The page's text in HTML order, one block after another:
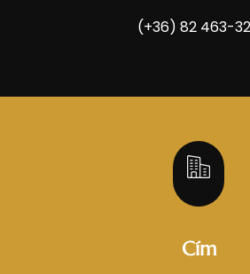
(+36) 82 463-
Cím